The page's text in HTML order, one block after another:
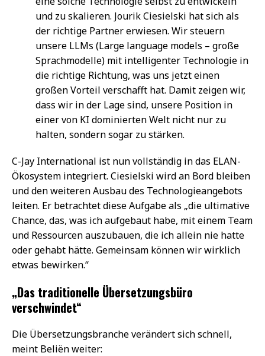
und zu skalieren. Jourik Ciesielski hat sich als
der richtige Partner erwiesen. Wir steuern
unsere LLMs (Large language models – große
Sprachmodelle) mit intelligenter Technologie in
die richtige Richtung, was uns jetzt einen
großen Vorteil verschafft hat. Damit zeigen wir,
dass wir in der Lage sind, unsere Position in
einer von KI dominierten Welt nicht nur zu
halten, sondern sogar zu stärken.
C-Jay International ist nun vollständig in das ELAN-
Ökosystem integriert. Ciesielski wird an Bord bleiben
und den weiteren Ausbau des Technologieangebots
leiten. Er betrachtet diese Aufgabe als „die ultimative
Chance, das, was ich aufgebaut habe, mit einem Team
und Ressourcen auszubauen, die ich allein nie hatte
oder gehabt hätte. Gemeinsam können wir wirklich
etwas bewirken.“
„Das traditionelle Übersetzungsbüro
verschwindet“
Die Übersetzungsbranche verändert sich schnell,
meint Beliën weiter: